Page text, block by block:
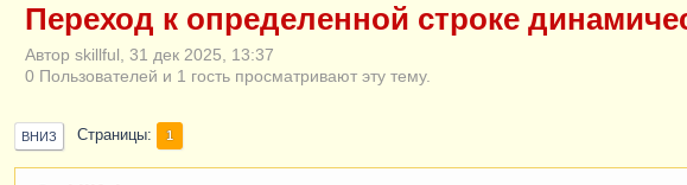
Переход к определенной строке
Автор skillful, 31 дек 2025, 13:37
0 Пользователей и 1 гость просматривают эту тему.
ВНИЗ Страницы 1